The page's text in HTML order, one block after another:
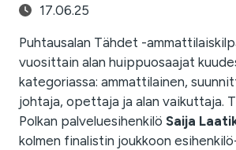
17.06.25
Puhtausalan Tähdet -
vuosittain alan huippuosaajat
kategoriassa: ammattilainen,
johtaja, opettaja ja alan vaikuttaja.
Polkan palveluesihenkilö Saija
kolmen finalistin joukkoon